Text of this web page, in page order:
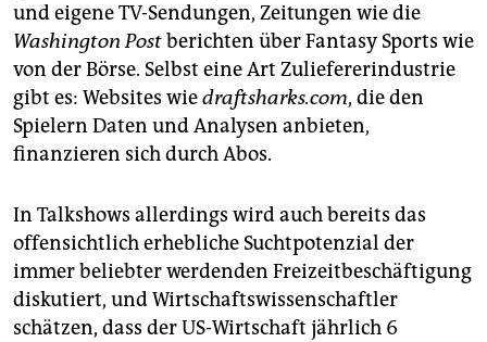
und eigene TV-Sendungen, Zeitungen wie die
Washington Postberichten über Fantasy Sports wie
von der Börse. Selbst eine Art Zuliefererindustrie
gibt es: Websites wiedraftsharks.com, die den
Spielern Daten und Analysen anbieten,
finanzieren sich durch Abos.
In Talkshows allerdings wird auch bereits das
offensichtlich erhebliche Suchtpotenzial der
immer beliebter werdenden Freizeitbeschäftigung
diskutiert, und Wirtschaftswissenschaftler
schätzen, dass der US-Wirtschaft jährlich 6